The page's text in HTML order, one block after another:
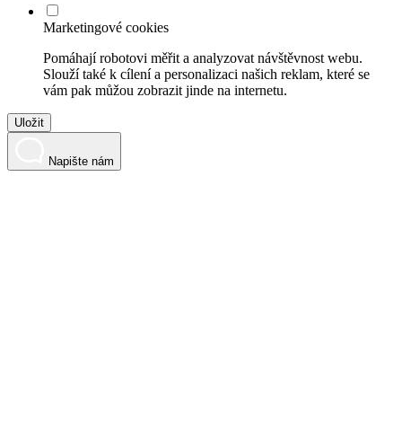
Marketingové cookies
Pomáhají robotovi měřit a analyzovat návštěvnost webu.
Slouží také k cílení a personalizaci našich reklam, které se
vám pak můžou zobrazit jinde na internetu.
Uložit
Napište nám